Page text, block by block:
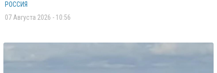
РОССИЯ
07 Августа 2026 - 10:56